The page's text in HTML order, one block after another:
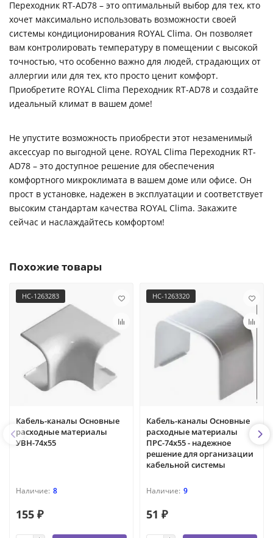
Переходник RT-AD78 – это оптимальный выбор для тех, кто
хочет максимально использовать возможности своей
системы кондиционирования ROYAL Clima. Он позволяет
вам контролировать температуру в помещении с высокой
точностью, что особенно важно для людей, страдающих от
аллергии или для тех, кто просто ценит комфорт.
Приобретите ROYAL Clima Переходник RT-AD78 и создайте
идеальный климат в вашем доме!
Не упустите возможность приобрести этот незаменимый
аксессуар по выгодной цене. ROYAL Clima Переходник RT-
AD78 – это доступное решение для обеспечения
комфортного микроклимата в вашем доме или офисе. Он
прост в установке, надежен в эксплуатации и соответствует
высоким стандартам качества ROYAL Clima. Закажите
сейчас и наслаждайтесь комфортом!
Похожие товары
НС-1263283
Кабель-каналы Основные
расходные материалы
УВН-74х55
8
155 ₽
НС-1263320
Кабель-каналы Основные
расходные материалы
ПРС-74х55 - надежное
решение для организации
кабельной системы
9
51 ₽